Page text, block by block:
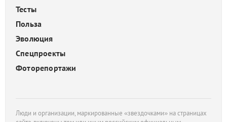
Тесты
Польза
Эволюция
Спецпроекты
Фоторепортажи
Люди и организации, маркированные «звездочками» на страницах